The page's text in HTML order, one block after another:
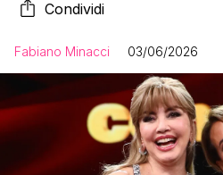
Condividi
Fabiano Minacci 03/06/2026